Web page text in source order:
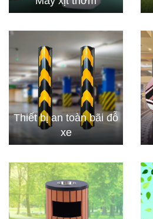
Thiết bị an toàn bãi đỗ
xe